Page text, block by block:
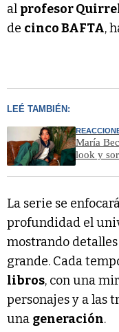
al profesor
de cinco BAFTA,
LEÉ TAMBIÉN:
María
look y
La serie se
profundidad el
mostrando
grande. Cada
libros, con una
personajes y a las
una generación.